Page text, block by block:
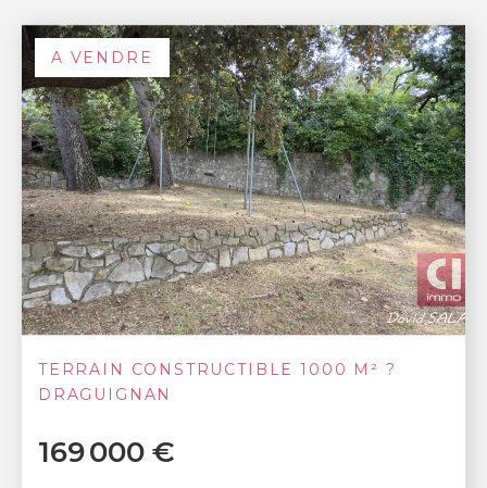
A VENDRE
TERRAIN CONSTRUCTIBLE 1000 M² ?
DRAGUIGNAN
169 000 €